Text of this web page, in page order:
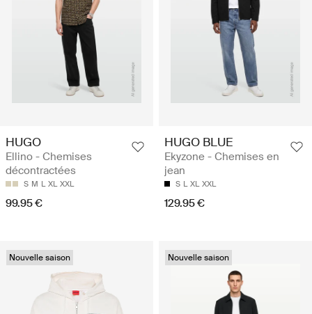
HUGO
Ellino - Chemises
décontractées
S M L XL XXL
99.95 €
HUGO BLUE
Ekyzone - Chemises en
jean
S L XL XXL
129.95 €
Nouvelle saison Nouvelle saison